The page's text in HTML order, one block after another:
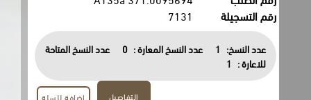
رقم التسجيلة
7131
عدد النسخ: 1 عدد النسخ المعارة : 0
عدد النسخ المتاحة
للاعارة :
1
اضافة للسلة